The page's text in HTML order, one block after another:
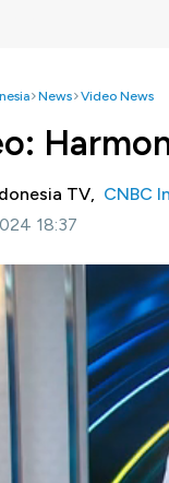
News Video News
TV, CNBC
18:37
Indonesia
-
ini didukung
Spiritual Pilgrim
Waisak di Candi
pariwisata